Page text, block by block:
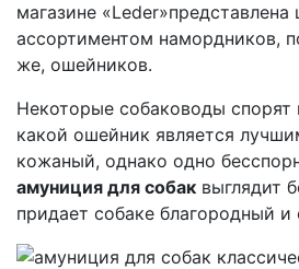
магазине
ассортиментом намордников,
же, ошейников.
Некоторые собаководы спорят
какой ошейник является
кожаный, однако одно
амуниция для собак выглядит
придает собаке благородный